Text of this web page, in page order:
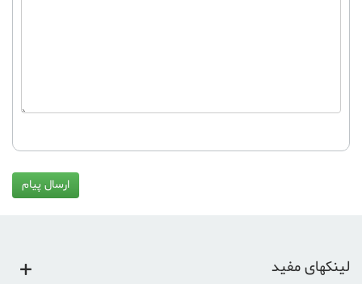
ارسال پیام
لینکهای مفید